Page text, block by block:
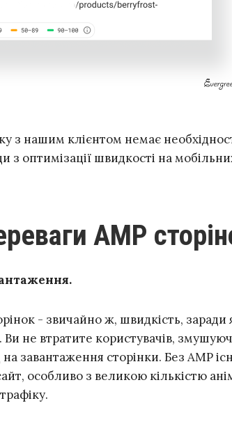
з нашим клієнтом немає
з оптимізації швидкості на
AMP
- звичайно ж, швидкість, заради
Ви не втратите користувачів,
завантаження сторінки. Без AMP
особливо з великою кількістю